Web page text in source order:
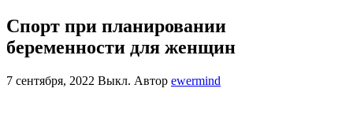
Спорт при планировании
беременности для женщин
7 сентября, 2022 Выкл. Автор ewermind